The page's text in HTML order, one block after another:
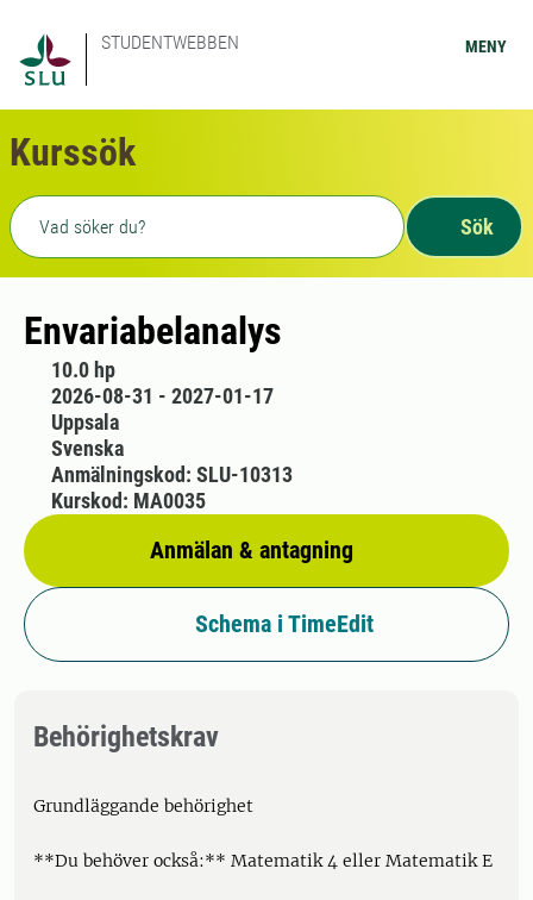
STUDENTWEBBEN MENY
Kurssök
Fritext sökning
Sök
Envariabelanalys
10.0 hp
2026-08-31 - 2027-01-17
Uppsala
Svenska
Anmälan & antagning
Anmälningskod: SLU-10313
Kurskod: MA0035
Schema i TimeEdit
Behörighetskrav
Grundläggande behörighet
**Du behöver också:** Matematik 4 eller Matematik E